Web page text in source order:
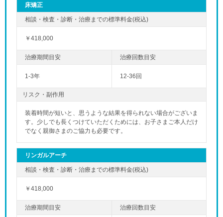
床矯正
￥418,000
1-3年 12-36回
リスク・副作用
装着時間が短いと、思うような結果を得られない場合がございま
す。少しでも長くつけていただくためには、お子さまご本人だけ
でなく親御さまのご協力も必要です。
リンガルアーチ
￥418,000